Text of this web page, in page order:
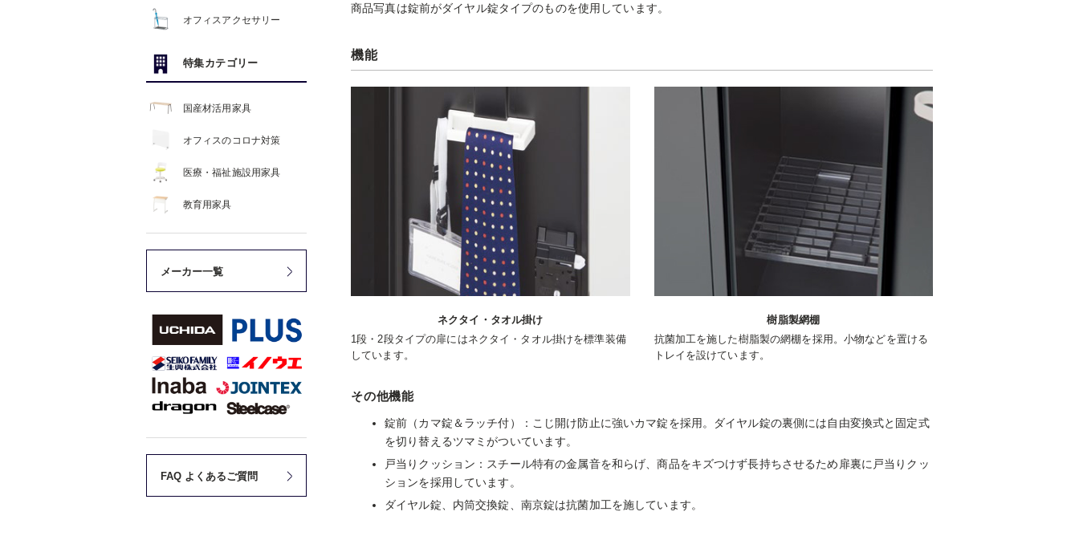
商品写真は錠前がダイヤル錠タイプのものを使用しています。
機能
ネクタイ・タオル掛け
1段・2段タイプの扉にはネクタイ・タオル掛けを標準装備
しています。
樹脂製網棚
抗菌加工を施した樹脂製の網棚を採用。小物などを置ける
トレイを設けています。
その他機能
錠前（カマ錠＆ラッチ付）：こじ開け防止に強いカマ錠を採用。ダイヤル錠の裏側には自由変換式と固定式
を切り替えるツマミがついています。
戸当りクッション：スチール特有の金属音を和らげ、商品をキズつけず長持ちさせるため扉裏に戸当りクッ
ションを採用しています。
ダイヤル錠、内筒交換錠、南京錠は抗菌加工を施しています。
オフィスアクセサリー
特集カテゴリー
国産材活用家具
オフィスのコロナ対策
医療・福祉施設用家具
教育用家具
メーカー一覧
FAQ よくあるご質問